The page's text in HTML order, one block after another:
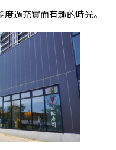
過充實而有趣的時光。